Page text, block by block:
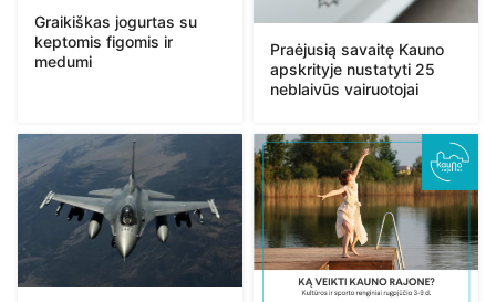
Graikiškas jogurtas su
keptomis figomis ir
medumi
Praėjusią savaitę Kauno
apskrityje nustatyti 25
neblaivūs vairuotojai